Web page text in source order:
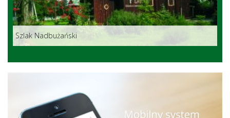
Szlak Nadbużański